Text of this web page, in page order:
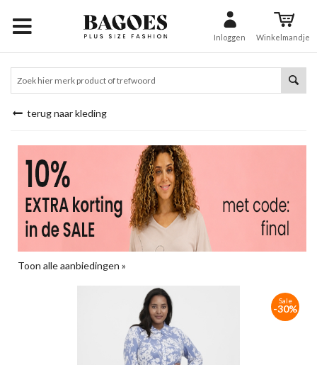
Inloggen Winkelmandje
terug naar kleding
Toon alle aanbiedingen »
Sale
-30%